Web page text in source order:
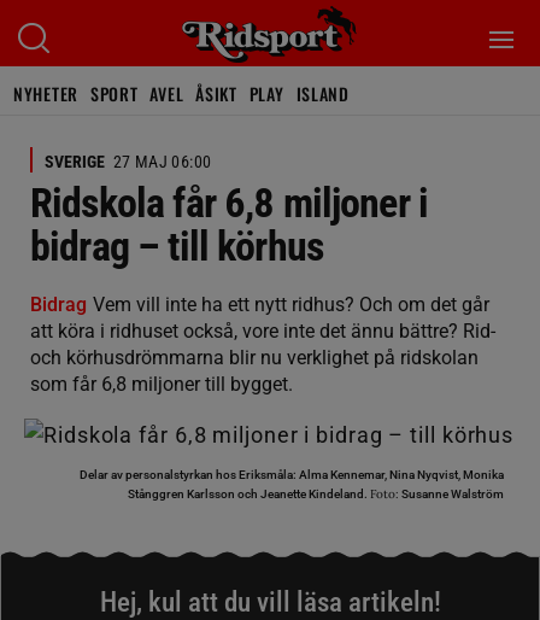
NYHETER SPORT AVEL ÅSIKT PLAY ISLAND
SVERIGE 27 MAJ 06:00
Ridskola får 6,8 miljoner i
bidrag – till körhus
Bidrag Vem vill inte ha ett nytt ridhus? Och om det går
att köra i ridhuset också, vore inte det ännu bättre? Rid-
och körhusdrömmarna blir nu verklighet på ridskolan
som får 6,8 miljoner till bygget.
Delar av personalstyrkan hos Eriksmåla: Alma Kennemar, Nina Nyqvist, Monika
Stånggren Karlsson och Jeanette Kindeland. Foto: Susanne Walström
Hej, kul att du vill läsa artikeln!